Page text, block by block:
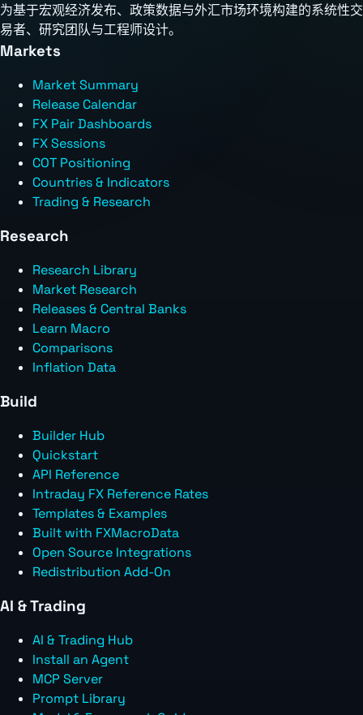
为基于宏观经济发布、政策数据与外汇市场环境构建的系统性交
易者、研究团队与工程师设计。
Markets
Market Summary
Release Calendar
FX Pair Dashboards
FX Sessions
COT Positioning
Countries & Indicators
Trading & Research
Research
Research Library
Market Research
Releases & Central Banks
Learn Macro
Comparisons
Inflation Data
Build
Builder Hub
Quickstart
API Reference
Intraday FX Reference Rates
Templates & Examples
Built with FXMacroData
Open Source Integrations
Redistribution Add-On
AI & Trading
AI & Trading Hub
Install an Agent
MCP Server
Prompt Library